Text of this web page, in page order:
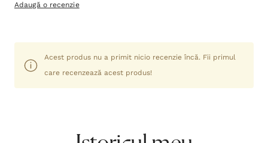
Adaugă o recenzie
Acest produs nu a primit nicio recenzie încă. Fii primul
care recenzează acest produs!